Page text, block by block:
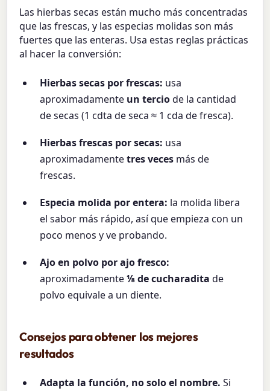
Las hierbas secas están mucho más concentradas
que las frescas, y las especias molidas son más
fuertes que las enteras. Usa estas reglas prácticas
al hacer la conversión:
Hierbas secas por frescas: usa
aproximadamente un terciode la cantidad
de secas (1 cdta de seca ≈ 1 cda de fresca).
Hierbas frescas por secas: usa
aproximadamentetres veces más de
frescas.
Especia molida por entera: la molida libera
el sabor más rápido, así que empieza con un
poco menos y ve probando.
Ajo en polvo por ajo fresco:
aproximadamente⅛ de cucharadita de
polvo equivale a un diente.
Consejos para obtener los mejores
resultados
Adapta la función, no solo el nombre. Si